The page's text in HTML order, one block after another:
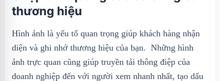
thương hiệu
Hình ảnh là yếu tố quan trọng giúp khách hàng nhận
diện và ghi nhớ thương hiệu của bạn. Những hình
ảnh trực quan cũng giúp truyền tải thông điệp của
doanh nghiệp đến với người xem nhanh nhất, tạo dấu